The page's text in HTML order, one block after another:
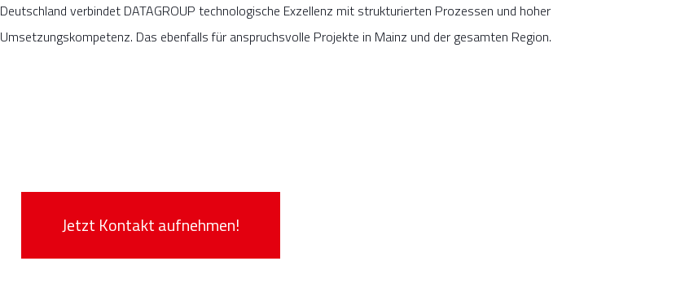
Deutschland verbindet DATAGROUP technologische Exzellenz mit strukturierten Prozessen und hoher
Umsetzungskompetenz. Das ebenfalls für anspruchsvolle Projekte in Mainz und der gesamten Region.
Jetzt Kontakt aufnehmen!